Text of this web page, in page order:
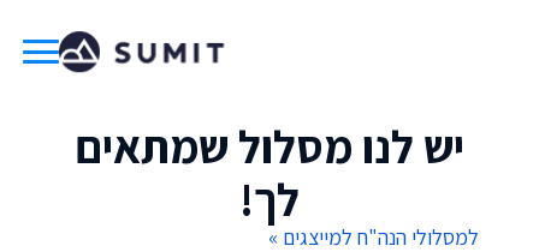
יש לנו מסלול שמתאים
לך!
למסלולי הנה"ח למייצגים »